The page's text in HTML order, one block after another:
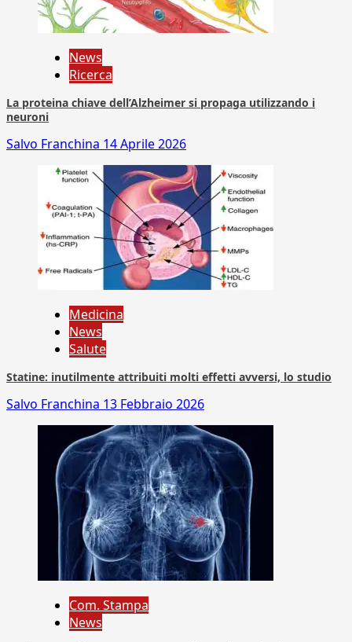
News
Ricerca
La proteina chiave dell’Alzheimer si propaga utilizzando i
neuroni
Salvo Franchina 14 Aprile 2026
Medicina
News
Salute
Statine: inutilmente attribuiti molti effetti avversi, lo studio
Salvo Franchina 13 Febbraio 2026
Com. Stampa
News